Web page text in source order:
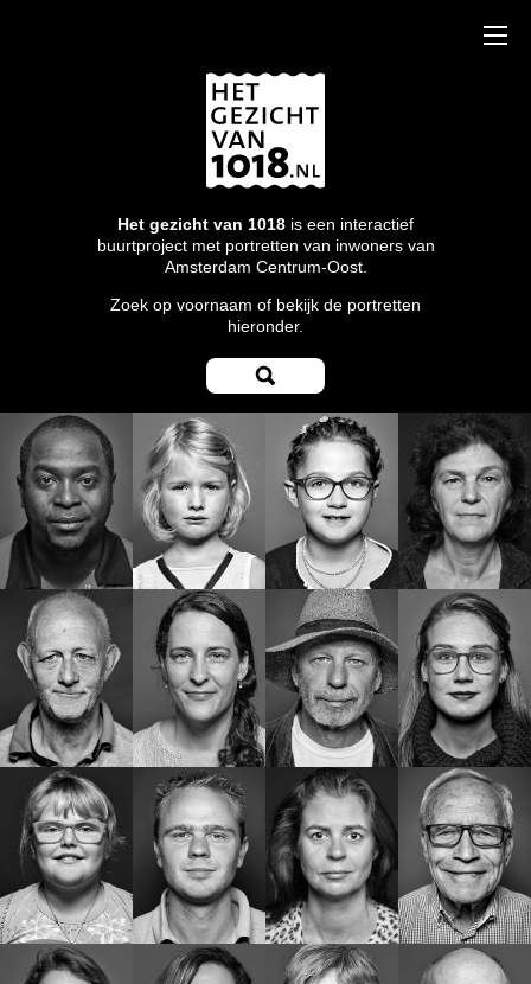
Het gezicht van 1018 is een interactief
buurtproject met portretten van inwoners van
Amsterdam Centrum-Oost.
Zoek op voornaam of bekijk de portretten
hieronder.